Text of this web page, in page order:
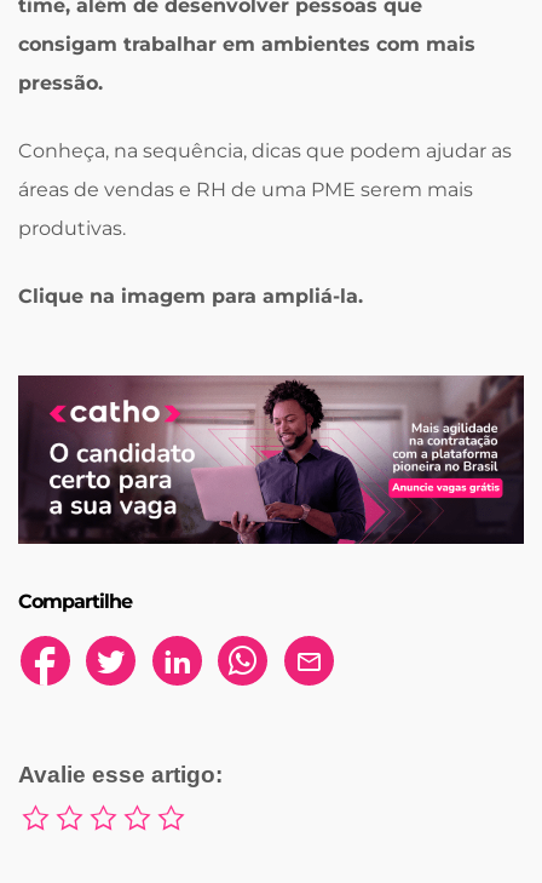
time, além de desenvolver pessoas que
consigam trabalhar em ambientes com mais
pressão.
Conheça, na sequência, dicas que podem ajudar as
áreas de vendas e RH de uma PME serem mais
produtivas.
Clique na imagem para ampliá-la.
Compartilhe
Avalie esse artigo: